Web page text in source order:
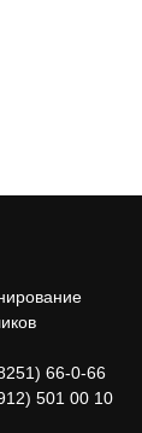
66-0-66
501 00 10